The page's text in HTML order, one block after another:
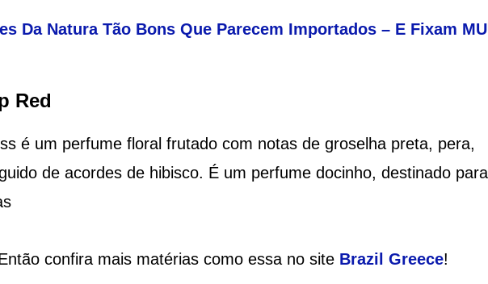
Da Natura Tão Bons Que Parecem Importados – E Fixam
Red
é um perfume floral frutado com notas de groselha preta, pera,
de acordes de hibisco. É um perfume docinho, destinado para
confira mais matérias como essa no site Brazil Greece!